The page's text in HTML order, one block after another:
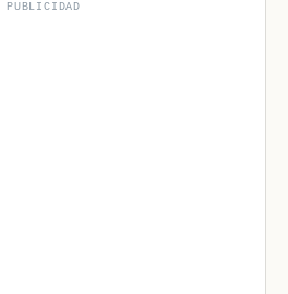
PUBLICIDAD